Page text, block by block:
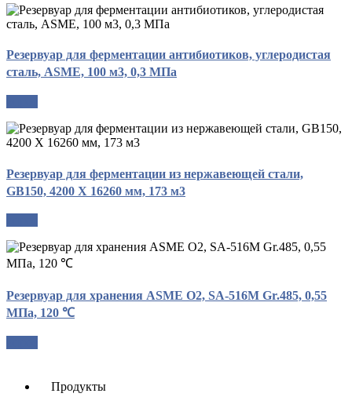
Резервуар для ферментации антибиотиков, углеродистая
сталь, ASME, 100 м3, 0,3 МПа
Резервуар для ферментации из нержавеющей стали,
GB150, 4200 X 16260 мм, 173 м3
Резервуар для хранения ASME O2, SA-516M Gr.485, 0,55
МПа, 120 ℃
Продукты